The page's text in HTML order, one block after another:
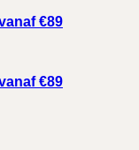
€89
€89